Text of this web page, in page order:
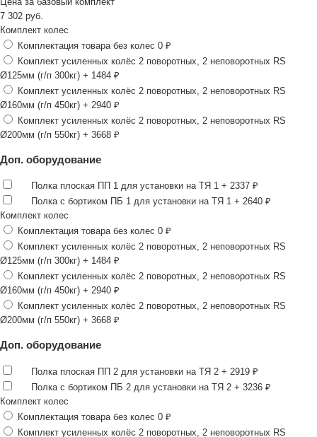
7 302 руб.
Комплект колес
Комплектация товара без колес 0 ₽
Комплект усиленных колёс 2 поворотных, 2 неповоротных RS
Ø125мм (г/п 300кг) + 1484 ₽
Комплект усиленных колёс 2 поворотных, 2 неповоротных RS
Ø160мм (г/п 450кг) + 2940 ₽
Комплект усиленных колёс 2 поворотных, 2 неповоротных RS
Ø200мм (г/п 550кг) + 3668 ₽
Доп. оборудование
Полка плоская ПП 1 для установки на ТЯ 1 + 2337 ₽
Полка с бортиком ПБ 1 для установки на ТЯ 1 + 2640 ₽
Комплект колес
Комплектация товара без колес 0 ₽
Комплект усиленных колёс 2 поворотных, 2 неповоротных RS
Ø125мм (г/п 300кг) + 1484 ₽
Комплект усиленных колёс 2 поворотных, 2 неповоротных RS
Ø160мм (г/п 450кг) + 2940 ₽
Комплект усиленных колёс 2 поворотных, 2 неповоротных RS
Ø200мм (г/п 550кг) + 3668 ₽
Доп. оборудование
Полка плоская ПП 2 для установки на ТЯ 2 + 2919 ₽
Полка с бортиком ПБ 2 для установки на ТЯ 2 + 3236 ₽
Комплект колес
Комплектация товара без колес 0 ₽
Комплект усиленных колёс 2 поворотных, 2 неповоротных RS